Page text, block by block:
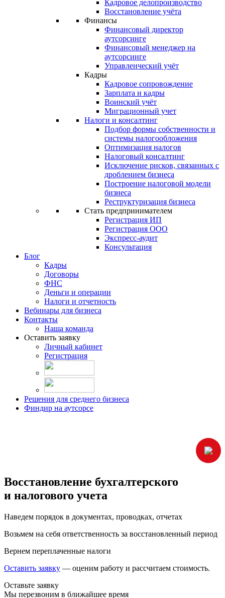
Кадровое делопроизводство
Восстановление учёта
Финансы
Финансовый директор
аутсорсинге
Финансовый менеджер на
аутсорсинге
Управленческий учёт
Кадры
Кадровое сопровождение
Зарплата и кадры
Воинский учёт
Миграционный учет
Налоги и консалтинг
Подбор формы собственности и
системы налогообложения
Оптимизация налогов
Налоговый консалтинг
Исключение рисков, связанных с
дроблением бизнеса
Построение налоговой модели
бизнеса
Реструктуризация бизнеса
Стать предпринимателем
Регистрация ИП
Регистрация ООО
Экспресс-аудит
Консультация
Блог
Кадры
Договоры
ФНС
Деньги и операции
Налоги и отчетность
Вебинары для бизнеса
Контакты
Наша команда
Оставить заявку
Личный кабинет
Регистрация
Решения для среднего бизнеса
Финдир на аутсорсе
Восстановление бухгалтерского
и налогового учета
Наведем порядок в документах, проводках, отчетах
Возьмем на себя ответственность за восстановленный период
Вернем переплаченные налоги
Оставить заявку — оценим работу и рассчитаем стоимость.
Оставьте заявку
Мы перезвоним в ближайшее время